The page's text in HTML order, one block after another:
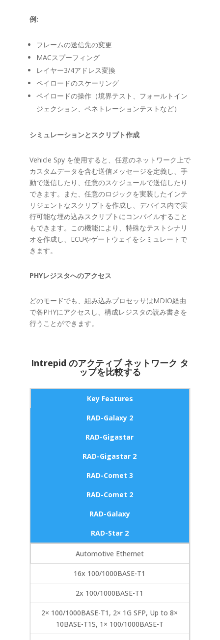
例:
フレームの送信先の変更
MACスプーフィング
レイヤー3/4アドレス変換
ペイロードのスケーリング
ペイロードの操作（境界テスト、フォールトイン
ジェクション、ペネトレーションテストなど）
シミュレーションとスクリプト作成
Vehicle Spy を使用すると、任意のネットワーク上で
カスタムデータを含む送信メッセージを定義し、手
動で送信したり、任意のスケジュールで送信したり
できます。また、任意のロジックを実装したインテ
リジェントなスクリプトを作成し、デバイス内で実
行可能な埋め込みスクリプトにコンパイルすること
もできます。この機能により、特殊なテストシナリ
オを作成し、ECUやゲートウェイをシミュレートで
きます。
PHYレジスタへのアクセス
どのモードでも、組み込みプロセッサはMDIO経由
で各PHYにアクセスし、構成レジスタの読み書きを
行うことができます。
Intrepid のアクティブ ネットワーク タ
ップを比較する
Key Features
RAD-Galaxy 2
RAD-Gigastar
RAD-Gigastar 2
RAD-Comet 3
RAD-Comet 2
RAD-Galaxy
RAD-Star 2
Automotive Ethernet
16x 100/1000BASE-T1
2x 100/1000BASE-T1
2× 100/1000BASE-T1, 2× 1G SFP, Up to 8×
10BASE-T1S, 1× 100/1000BASE-T